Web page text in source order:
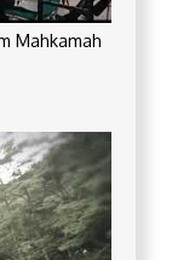
Mahkamah